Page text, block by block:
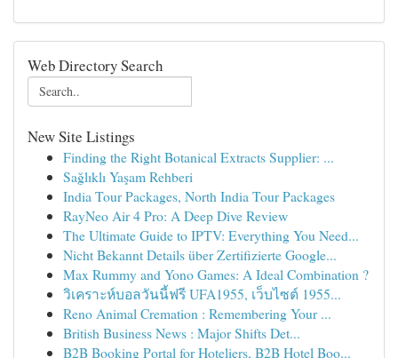
Web Directory Search
New Site Listings
Finding the Right Botanical Extracts Supplier: ...
Sağlıklı Yaşam Rehberi
India Tour Packages, North India Tour Packages
RayNeo Air 4 Pro: A Deep Dive Review
The Ultimate Guide to IPTV: Everything You Need...
Nicht Bekannt Details über Zertifizierte Google...
Max Rummy and Yono Games: A Ideal Combination ?
วิเคราะห์บอลวันนี้ฟรี UFA1955, เว็บไซต์ 1955...
Reno Animal Cremation : Remembering Your ...
British Business News : Major Shifts Det...
B2B Booking Portal for Hoteliers, B2B Hotel Boo...